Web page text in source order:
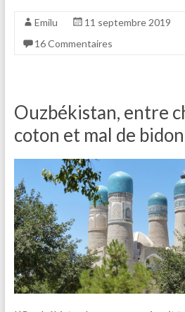
Emilu 11 septembre 2019
16 Commentaires
Ouzbékistan, entre
coton et mal de